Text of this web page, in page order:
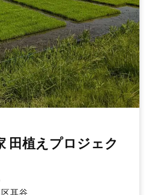
田植えプロジェク
耳谷